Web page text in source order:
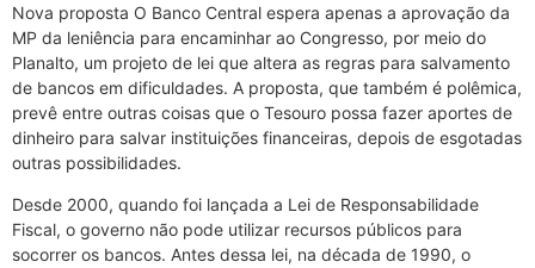
Nova proposta O Banco Central espera apenas a aprovação da
MP da leniência para encaminhar ao Congresso, por meio do
Planalto, um projeto de lei que altera as regras para salvamento
de bancos em dificuldades. A proposta, que também é polêmica,
prevê entre outras coisas que o Tesouro possa fazer aportes de
dinheiro para salvar instituições financeiras, depois de esgotadas
outras possibilidades.
Desde 2000, quando foi lançada a Lei de Responsabilidade
Fiscal, o governo não pode utilizar recursos públicos para
socorrer os bancos. Antes dessa lei, na década de 1990, o